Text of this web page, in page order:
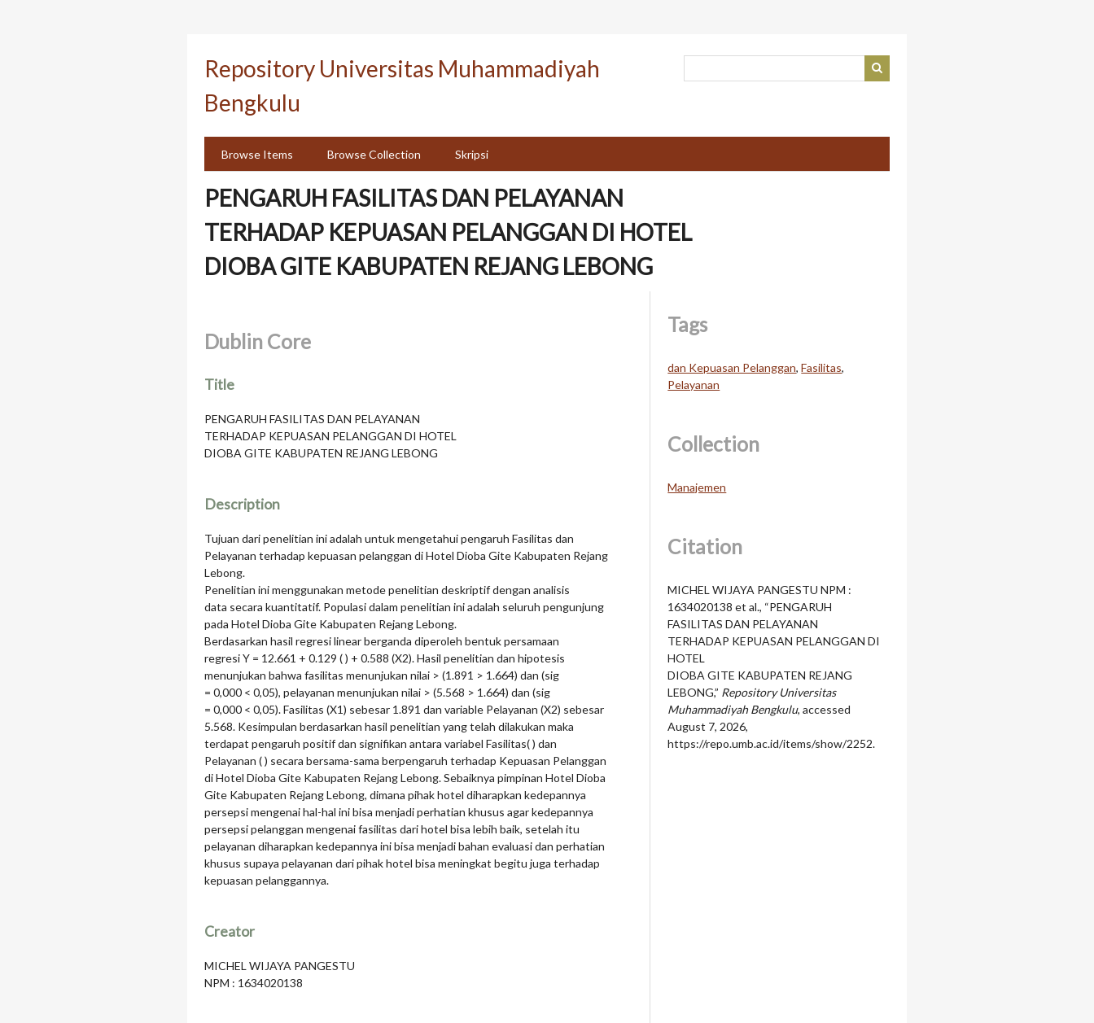
Repository Universitas Muhammadiyah
Bengkulu
Browse Items Browse Collection Skripsi
PENGARUH FASILITAS DAN PELAYANAN
TERHADAP KEPUASAN PELANGGAN DI HOTEL
DIOBA GITE KABUPATEN REJANG LEBONG
Dublin Core
Title
PENGARUH FASILITAS DAN PELAYANAN
TERHADAP KEPUASAN PELANGGAN DI HOTEL
DIOBA GITE KABUPATEN REJANG LEBONG
Description
Tujuan dari penelitian ini adalah untuk mengetahui pengaruh Fasilitas dan
Pelayanan terhadap kepuasan pelanggan di Hotel Dioba Gite Kabupaten Rejang
Lebong.
Penelitian ini menggunakan metode penelitian deskriptif dengan analisis
data secara kuantitatif. Populasi dalam penelitian ini adalah seluruh pengunjung
pada Hotel Dioba Gite Kabupaten Rejang Lebong.
Berdasarkan hasil regresi linear berganda diperoleh bentuk persamaan
regresi Y = 12.661 + 0.129 ( ) + 0.588 (X2). Hasil penelitian dan hipotesis
menunjukan bahwa fasilitas menunjukan nilai > (1.891 > 1.664) dan (sig
= 0,000 < 0,05), pelayanan menunjukan nilai > (5.568 > 1.664) dan (sig
= 0,000 < 0,05). Fasilitas (X1) sebesar 1.891 dan variable Pelayanan (X2) sebesar
5.568. Kesimpulan berdasarkan hasil penelitian yang telah dilakukan maka
terdapat pengaruh positif dan signifikan antara variabel Fasilitas( ) dan
Pelayanan ( ) secara bersama-sama berpengaruh terhadap Kepuasan Pelanggan
di Hotel Dioba Gite Kabupaten Rejang Lebong. Sebaiknya pimpinan Hotel Dioba
Gite Kabupaten Rejang Lebong, dimana pihak hotel diharapkan kedepannya
persepsi mengenai hal-hal ini bisa menjadi perhatian khusus agar kedepannya
persepsi pelanggan mengenai fasilitas dari hotel bisa lebih baik, setelah itu
pelayanan diharapkan kedepannya ini bisa menjadi bahan evaluasi dan perhatian
khusus supaya pelayanan dari pihak hotel bisa meningkat begitu juga terhadap
kepuasan pelanggannya.
Creator
MICHEL WIJAYA PANGESTU
NPM : 1634020138
Tags
dan Kepuasan Pelanggan,Fasilitas,
Pelayanan
Collection
Manajemen
Citation
MICHEL WIJAYA PANGESTU NPM :
1634020138 et al., “PENGARUH
FASILITAS DAN PELAYANAN
TERHADAP KEPUASAN PELANGGAN DI
HOTEL
DIOBA GITE KABUPATEN REJANG
LEBONG,” Repository Universitas
Muhammadiyah Bengkulu, accessed
August 7, 2026,
https://repo.umb.ac.id/items/show/2252.